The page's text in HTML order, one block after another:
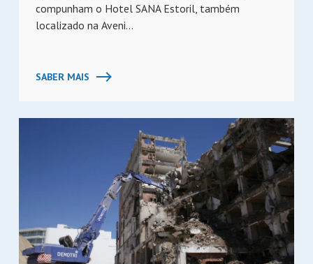
compunham o Hotel SANA Estoril, também
localizado na Aveni...
SABER MAIS